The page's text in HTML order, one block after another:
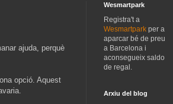
ajuda, perquè
opció. Aquest
Wesmartpark
Registra't a
Wesmartpark per a
aparcar bé de preu
a Barcelona i
aconsegueix saldo
de regal.
Arxiu del blog